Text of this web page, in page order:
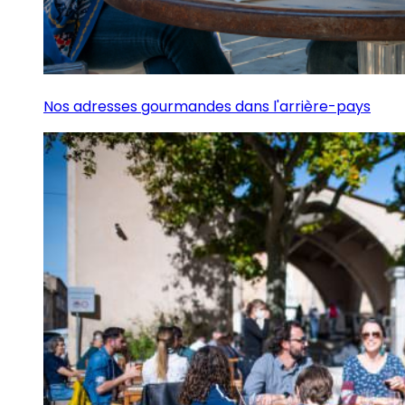
Nos adresses gourmandes dans l'arrière-pays